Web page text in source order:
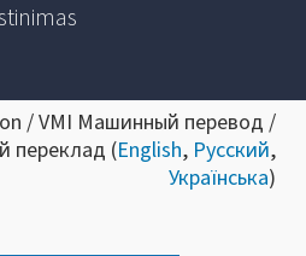
/ VMI Машинный перевод /
переклад (English, Русский,
Українська)